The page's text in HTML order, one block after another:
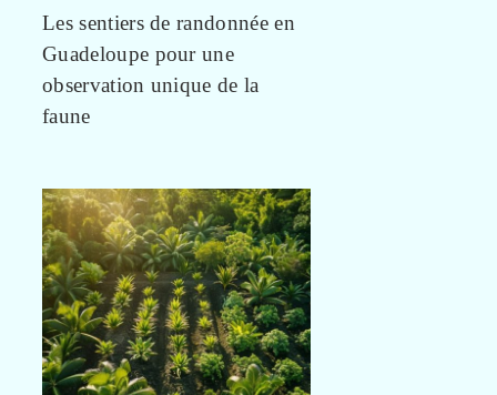
Les sentiers de randonnée en
Guadeloupe pour une
observation unique de la
faune